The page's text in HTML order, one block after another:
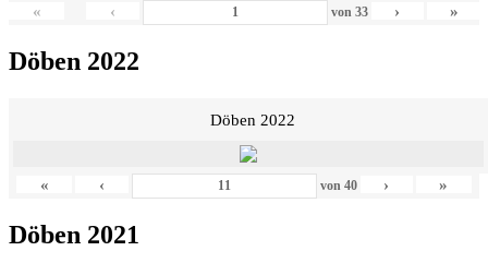
« ‹ von 33 › »
Döben 2022
Döben 2022
« ‹ von 40 › »
Döben 2021